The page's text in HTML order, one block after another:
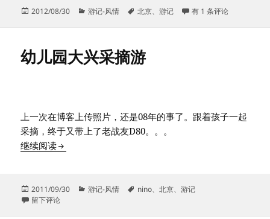
发
2012/08/30
分
游记-风情
标
北京、游记 北京初秋奥体森林公园
有 1 条评论
幼儿园大兴采摘游
上一次在博客上传照片，还是08年的事了。跟着孩子一起
采摘，终于又带上了老战友D80。。。
继续阅读幼儿园大兴采摘游
发
布
2011/09/30
分
游记-风情
标
nino、北京、游记
于幼儿园大兴采摘游
留下评论